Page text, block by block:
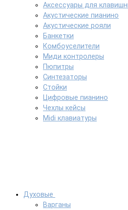
Аксессуары для
Акустические пианино
Акустические рояли
Банкетки
Комбоуселители
Миди контролеры
Пюпитры
Синтезаторы
Стойки
Цифровые пианино
Чехлы кейсы
Midi клавиатуры
Духовые
Варганы